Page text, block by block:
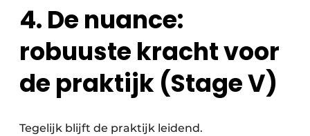
4. De nuance:
robuuste kracht voor
de praktijk (Stage V)
Tegelijk blijft de praktijk leidend.